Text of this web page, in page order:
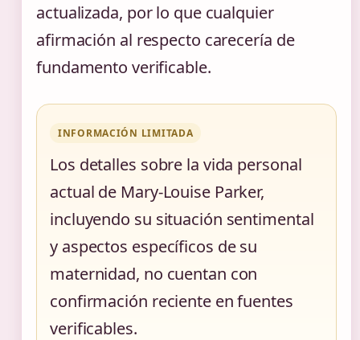
actualizada, por lo que cualquier
afirmación al respecto carecería de
fundamento verificable.
INFORMACIÓN LIMITADA
Los detalles sobre la vida personal
actual de Mary-Louise Parker,
incluyendo su situación sentimental
y aspectos específicos de su
maternidad, no cuentan con
confirmación reciente en fuentes
verificables.